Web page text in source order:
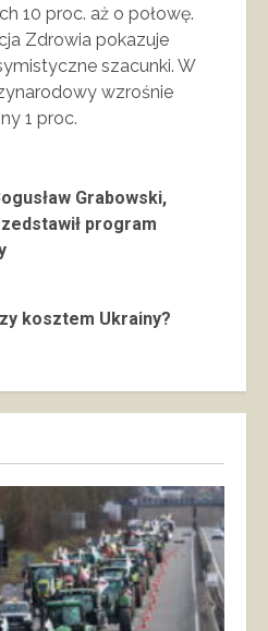
10 proc. aż o połowę.
Zdrowia pokazuje
szacunki. W
wzrośnie
1 proc.
Grabowski,
program
kosztem Ukrainy?